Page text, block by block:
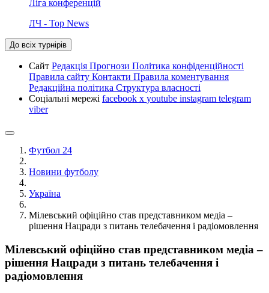
Ліга конференцій
ЛЧ - Top News
До всіх турнірів
Сайт Редакція Прогнози Політика конфіденційності
Правила сайту Контакти Правила коментування
Редакційна політика Структура власності
Соціальні мережі facebook x youtube instagram telegram
viber
Футбол 24
Новини футболу
Україна
Мілевський офіційно став представником медіа –
рішення Нацради з питань телебачення і радіомовлення
Мілевський офіційно став представником медіа –
рішення Нацради з питань телебачення і
радіомовлення